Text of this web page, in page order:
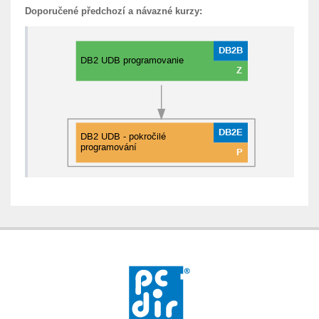
Doporučené předchozí a návazné kurzy: